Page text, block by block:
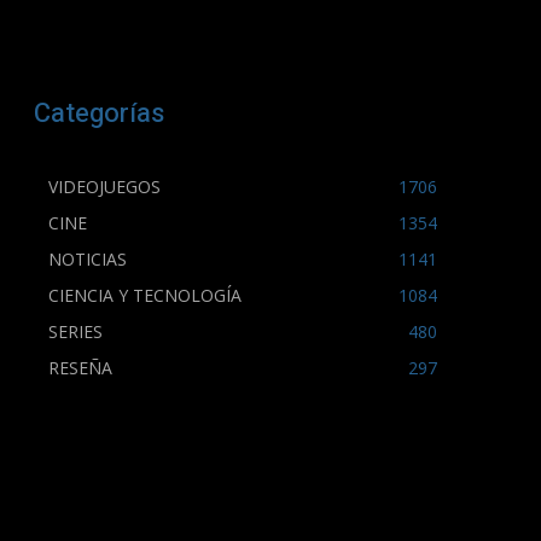
Categorías
VIDEOJUEGOS
1706
CINE
1354
NOTICIAS
1141
CIENCIA Y TECNOLOGÍA
1084
SERIES
480
RESEÑA
297